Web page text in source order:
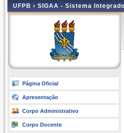
UFPB › SIGAA - Sistema
Página Oficial
Apresentação
Corpo Administrativo
Corpo Docente